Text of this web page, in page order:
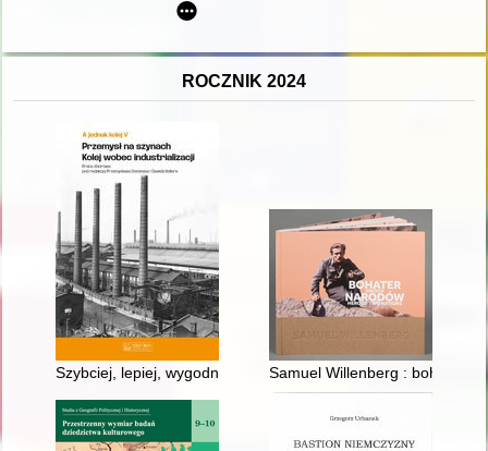
ROCZNIK 2024
Szybciej, lepiej, wygodniej : o modernizacji trakcji kolejowej w
Samuel Willenberg : bohater